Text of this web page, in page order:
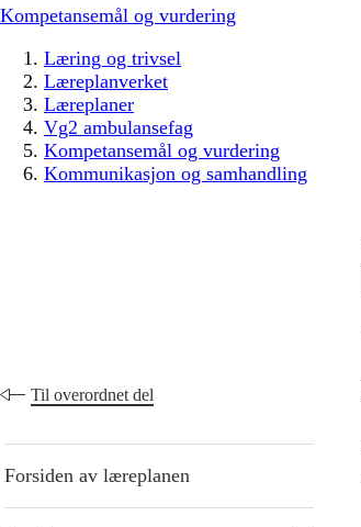
Kompetansemål og vurdering
Læring og trivsel
Læreplanverket
Læreplaner
Vg2 ambulansefag
Kompetansemål og vurdering
Kommunikasjon og samhandling
Til overordnet del
Forsiden av læreplanen